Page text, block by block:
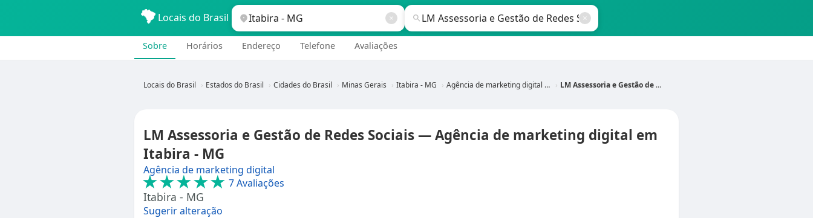
Locais do Brasil
Sobre Horários Endereço Telefone Avaliações
Locais do Brasil Estados do Brasil Cidades do Brasil Minas Gerais Itabira - MG Agência de marketing digital em Itabira - MG LM Assessoria e Gestão de Redes Sociais
LM Assessoria e Gestão de Redes Sociais — Agência de marketing digital em
Itabira - MG
Agência de marketing digital
★★★★★ 7 Avaliações
Itabira - MG
Sugerir alteração